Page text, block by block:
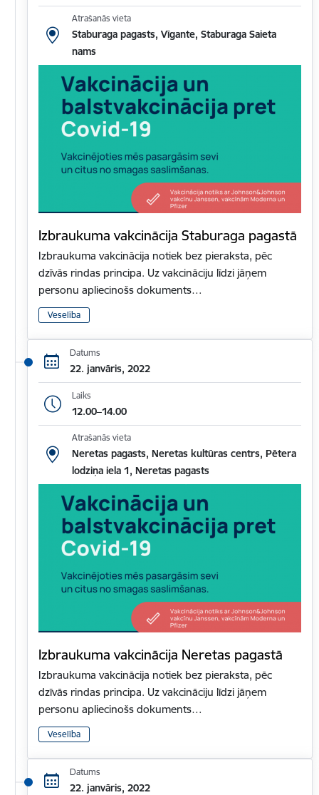
Atrašanās vieta
Staburaga pagasts, Vīgante, Staburaga Saieta
nams
Izbraukuma vakcinācija Staburaga pagastā
Izbraukuma vakcinācija notiek bez pieraksta, pēc
dzīvās rindas principa. Uz vakcināciju līdzi jāņem
personu apliecinošs dokuments…
Veselība
Datums
22. janvāris, 2022
Laiks
12.00–14.00
Atrašanās vieta
Neretas pagasts, Neretas kultūras centrs, Pētera
lodziņa iela 1, Neretas pagasts
Izbraukuma vakcinācija Neretas pagastā
Izbraukuma vakcinācija notiek bez pieraksta, pēc
dzīvās rindas principa. Uz vakcināciju līdzi jāņem
personu apliecinošs dokuments…
Veselība
Datums
22. janvāris, 2022